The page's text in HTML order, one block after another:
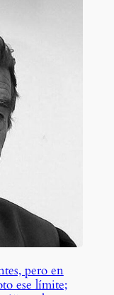
pero en
ese límite;